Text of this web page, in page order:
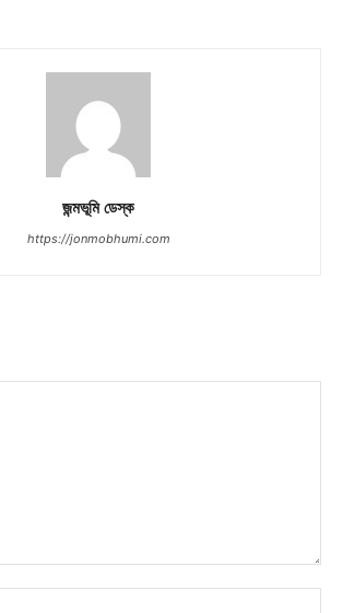
জন্মভূমি ডেস্ক
https://jonmobhumi.com